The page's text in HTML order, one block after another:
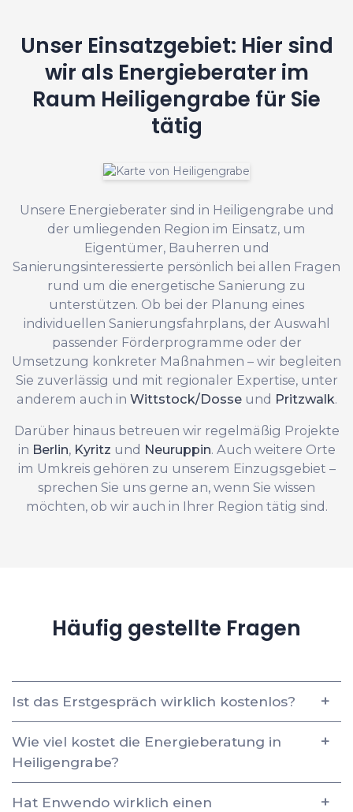
Unser Einsatzgebiet: Hier sind
wir als Energieberater im
Raum Heiligengrabe für Sie
tätig
Unsere Energieberater sind in Heiligengrabe und
der umliegenden Region im Einsatz, um
Eigentümer, Bauherren und
Sanierungsinteressierte persönlich bei allen Fragen
rund um die energetische Sanierung zu
unterstützen. Ob bei der Planung eines
individuellen Sanierungsfahrplans, der Auswahl
passender Förderprogramme oder der
Umsetzung konkreter Maßnahmen – wir begleiten
Sie zuverlässig und mit regionaler Expertise, unter
anderem auch in Wittstock/Dosseund Pritzwalk.
Darüber hinaus betreuen wir regelmäßig Projekte
in Berlin, Kyritz und Neuruppin. Auch weitere Orte
im Umkreis gehören zu unserem Einzugsgebiet –
sprechen Sie uns gerne an, wenn Sie wissen
möchten, ob wir auch in Ihrer Region tätig sind.
Häufig gestellte Fragen
Ist das Erstgespräch wirklich kostenlos?
Wie viel kostet die Energieberatung in
Heiligengrabe?
Hat Enwendo wirklich einen